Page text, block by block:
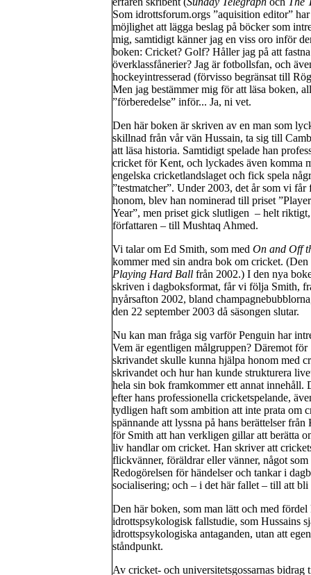
Som idrottsforum.orgs ”aquisition editor”
möjlighet att lägga beslag på böcker som
mig, samtidigt känner jag en viss oro inför
boken: Cricket? Golf? Håller jag på att
överklassfånerier? Jag är fotbollsfan, och
hockeyintresserad (förvisso begränsat till
Men jag bestämmer mig för att läsa boken,
”förberedelse” inför... Ja, ni vet.
Den här boken är skriven av en man som
skillnad från vår vän Hussain, ta sig till
att läsa historia. Samtidigt spelade han
cricket för Kent, och lyckades även komma
engelska cricketlandslaget och fick spela
”testmatcher”. Under 2003, det år som vi får
honom, blev han nominerad till priset
Year”, men priset gick slutligen – helt
författaren – till Mushtaq Ahmed.
Vi talar om Ed Smith, som med On and Off
kommer med sin andra bok om cricket. (Den
Playing Hard Ball från 2002.) I den nya
skriven i dagboksformat, får vi följa Smith,
nyårsafton 2002, bland
den 22 september 2003 då säsongen slutar.
Nu kan man fråga sig varför Penguin har
Vem är egentligen målgruppen? Däremot
skrivandet skulle kunna hjälpa honom med
skrivandet och hur han kunde strukturera
hela sin bok framkommer ett annat
efter hans professionella cricketspelande,
tydligen haft som ambition att inte prata om
spännande att lyssna på hans berättelser
för Smith att han verkligen gillar att berätta
liv handlar om cricket. Han skriver att
flickvänner, föräldrar eller vänner, något
Redogörelsen för händelser och tankar i
socialisering; och – i det här fallet – till att
Den här boken, som man lätt och med
idrottspsykologisk fallstudie, som Hussains
idrottspsykologiska antaganden, utan att
ståndpunkt.
Av cricket- och universitetsgossarnas